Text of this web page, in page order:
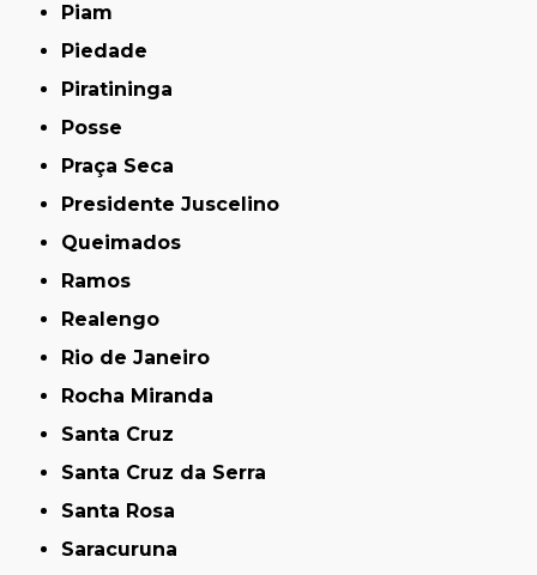
Piam
Piedade
Piratininga
Posse
Praça Seca
Presidente Juscelino
Queimados
Ramos
Realengo
Rio de Janeiro
Rocha Miranda
Santa Cruz
Santa Cruz da Serra
Santa Rosa
Saracuruna